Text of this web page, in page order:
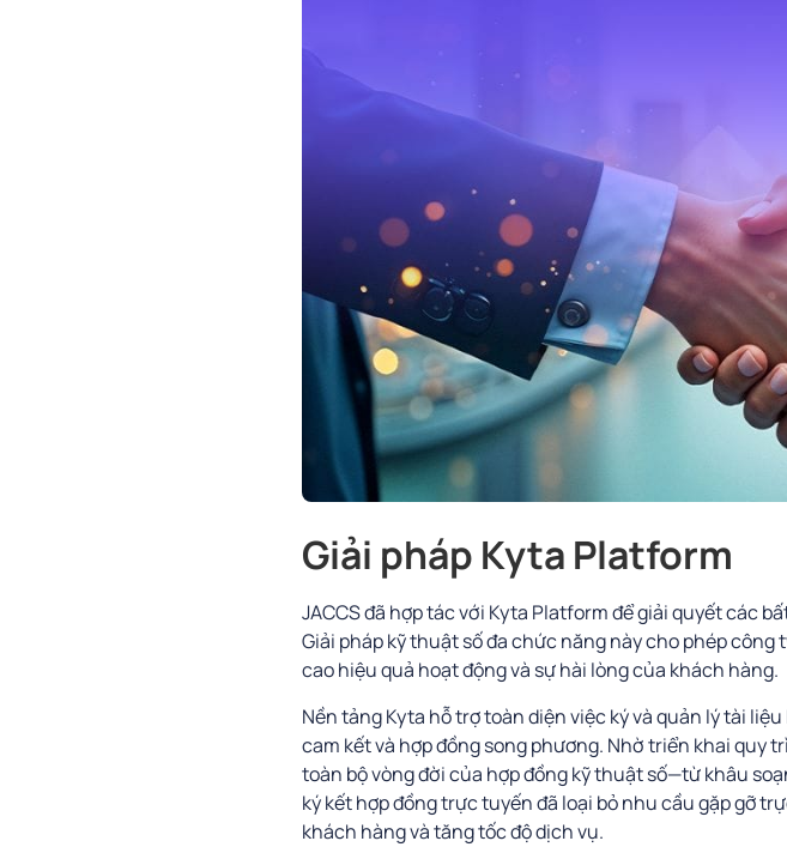
Giải pháp Kyta Platform
JACCS đã hợp tác với Kyta Platform để giải quyết các
Giải pháp kỹ thuật số đa chức năng này cho phép
cao hiệu quả hoạt động và sự hài lòng của khách hàng.
Nền tảng Kyta hỗ trợ toàn diện việc ký và quản lý tài
cam kết và hợp đồng song phương. Nhờ triển khai quy
toàn bộ vòng đời của hợp đồng kỹ thuật số—từ khâu
ký kết hợp đồng trực tuyến đã loại bỏ nhu cầu gặp gỡ
khách hàng và tăng tốc độ dịch vụ.